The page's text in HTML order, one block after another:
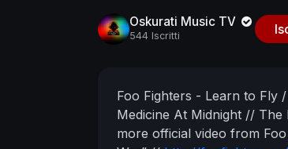
Oskurati Music TV
544 Iscritti
Foo Fighters - Learn to Fly
Medicine At Midnight //
more official video from